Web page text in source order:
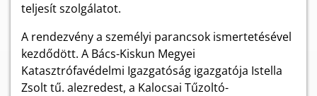
teljesít szolgálatot.
A rendezvény a személyi parancsok ismertetésével
kezdődött. A Bács-Kiskun Megyei
Katasztrófavédelmi Igazgatóság igazgatója Istella
Zsolt tű. alezredest, a Kalocsai Tűzoltó-